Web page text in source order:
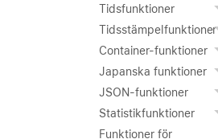
Tidsfunktioner
Tidsstämpelfunktioner
Container-funktioner
Japanska funktioner
JSON-funktioner
Statistikfunktioner
Funktioner för